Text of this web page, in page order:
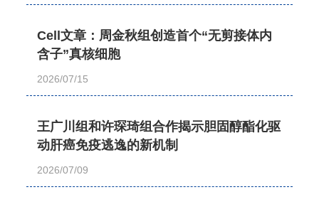
Cell文章：周金秋组创造首个“无剪接体内
含子”真核细胞
2026/07/15
王广川组和许琛琦组合作揭示胆固醇酯化驱
动肝癌免疫逃逸的新机制
2026/07/09